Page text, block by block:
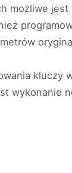
możliwe
kluczy
wykonanie